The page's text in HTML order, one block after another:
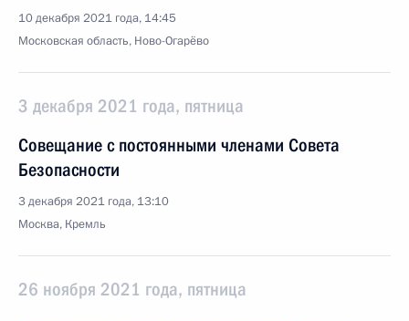
10 декабря 2021 года, 14:45
Московская область, Ново-Огарёво
3 декабря 2021 года, пятница
Совещание с постоянными членами Совета
Безопасности
3 декабря 2021 года, 13:10
Москва, Кремль
26 ноября 2021 года, пятница